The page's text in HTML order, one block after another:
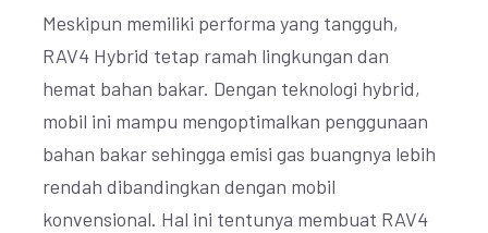
Meskipun memiliki performa yang tangguh,
RAV4 Hybrid tetap ramah lingkungan dan
hemat bahan bakar. Dengan teknologi hybrid,
mobil ini mampu mengoptimalkan penggunaan
bahan bakar sehingga emisi gas buangnya lebih
rendah dibandingkan dengan mobil
konvensional. Hal ini tentunya membuat RAV4